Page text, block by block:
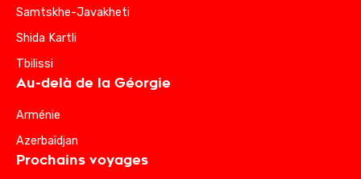
Samtskhe-Javakheti
Shida Kartli
Tbilissi
Au-delà de la Géorgie
Arménie
Azerbaïdjan
Prochains voyages